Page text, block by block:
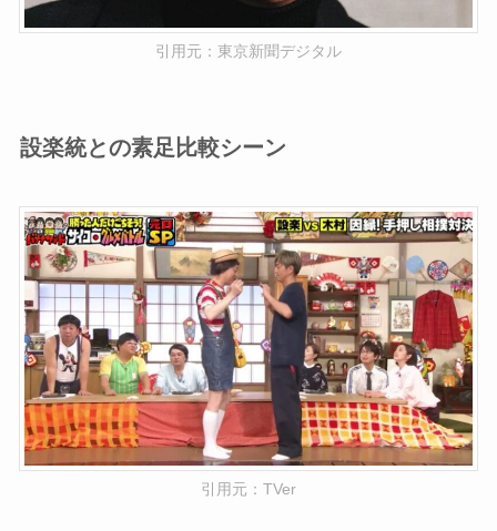
引用元：東京新聞デジタル
設楽統との素足比較シーン
引用元：TVer